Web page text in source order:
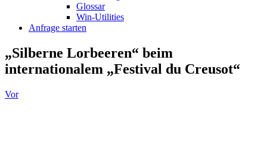
Glossar
Win-Utilities
Anfrage starten
„Silberne Lorbeeren“ beim
internationalem „Festival du Creusot“
Vor